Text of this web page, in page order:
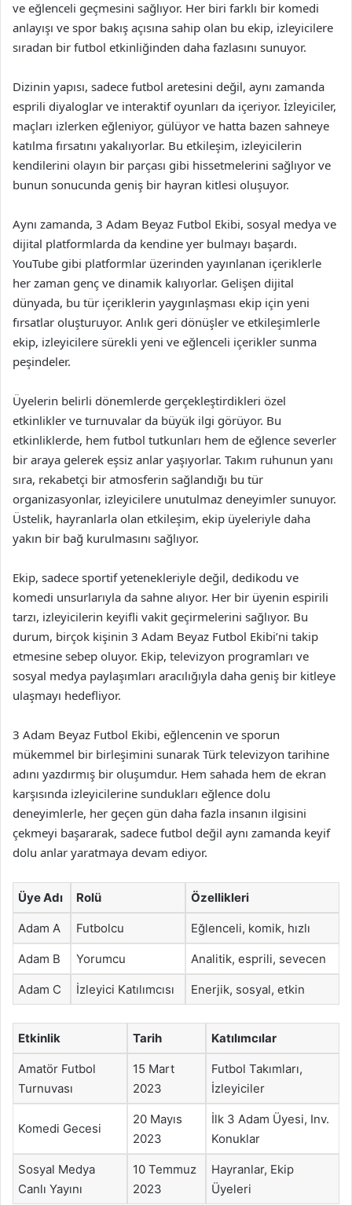
ve eğlenceli geçmesini sağlıyor. Her biri farklı bir komedi
anlayışı ve spor bakış açısına sahip olan bu ekip, izleyicilere
sıradan bir futbol etkinliğinden daha fazlasını sunuyor.
Dizinin yapısı, sadece futbol aretesini değil, aynı zamanda
esprili diyaloglar ve interaktif oyunları da içeriyor. İzleyiciler,
maçları izlerken eğleniyor, gülüyor ve hatta bazen sahneye
katılma fırsatını yakalıyorlar. Bu etkileşim, izleyicilerin
kendilerini olayın bir parçası gibi hissetmelerini sağlıyor ve
bunun sonucunda geniş bir hayran kitlesi oluşuyor.
Aynı zamanda, 3 Adam Beyaz Futbol Ekibi, sosyal medya ve
dijital platformlarda da kendine yer bulmayı başardı.
YouTube gibi platformlar üzerinden yayınlanan içeriklerle
her zaman genç ve dinamik kalıyorlar. Gelişen dijital
dünyada, bu tür içeriklerin yaygınlaşması ekip için yeni
fırsatlar oluşturuyor. Anlık geri dönüşler ve etkileşimlerle
ekip, izleyicilere sürekli yeni ve eğlenceli içerikler sunma
peşindeler.
Üyelerin belirli dönemlerde gerçekleştirdikleri özel
etkinlikler ve turnuvalar da büyük ilgi görüyor. Bu
etkinliklerde, hem futbol tutkunları hem de eğlence severler
bir araya gelerek eşsiz anlar yaşıyorlar. Takım ruhunun yanı
sıra, rekabetçi bir atmosferin sağlandığı bu tür
organizasyonlar, izleyicilere unutulmaz deneyimler sunuyor.
Üstelik, hayranlarla olan etkileşim, ekip üyeleriyle daha
yakın bir bağ kurulmasını sağlıyor.
Ekip, sadece sportif yetenekleriyle değil, dedikodu ve
komedi unsurlarıyla da sahne alıyor. Her bir üyenin espirili
tarzı, izleyicilerin keyifli vakit geçirmelerini sağlıyor. Bu
durum, birçok kişinin 3 Adam Beyaz Futbol Ekibi’ni takip
etmesine sebep oluyor. Ekip, televizyon programları ve
sosyal medya paylaşımları aracılığıyla daha geniş bir kitleye
ulaşmayı hedefliyor.
3 Adam Beyaz Futbol Ekibi, eğlencenin ve sporun
mükemmel bir birleşimini sunarak Türk televizyon tarihine
adını yazdırmış bir oluşumdur. Hem sahada hem de ekran
karşısında izleyicilerine sundukları eğlence dolu
deneyimlerle, her geçen gün daha fazla insanın ilgisini
çekmeyi başararak, sadece futbol değil aynı zamanda keyif
dolu anlar yaratmaya devam ediyor.
Üye Adı Rolü Özellikleri
Adam A Futbolcu Eğlenceli, komik, hızlı
Adam B Yorumcu Analitik, esprili, sevecen
Adam C İzleyici Katılımcısı Enerjik, sosyal, etkin
Etkinlik Tarih Katılımcılar
Amatör Futbol
Turnuvası
15 Mart
2023
Futbol Takımları,
İzleyiciler
Komedi Gecesi
20 Mayıs
2023
İlk 3 Adam Üyesi, Inv.
Konuklar
Sosyal Medya
Canlı Yayını
10 Temmuz
2023
Hayranlar, Ekip
Üyeleri